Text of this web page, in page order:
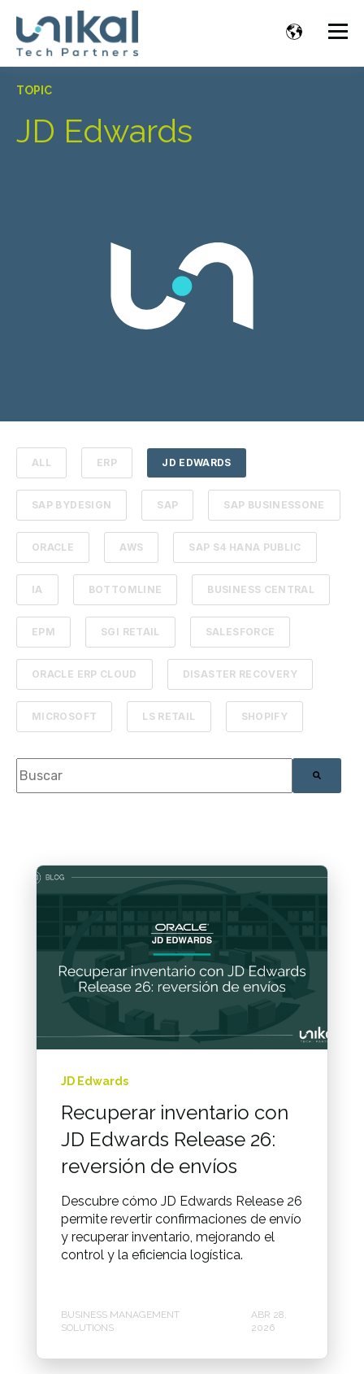
TOPIC
JD Edwards
ALL ERP JD EDWARDS
SAP BYDESIGN SAP SAP BUSINESSONE
ORACLE AWS SAP S4 HANA PUBLIC
IA BOTTOMLINE BUSINESS CENTRAL
EPM SGI RETAIL SALESFORCE
ORACLE ERP CLOUD DISASTER RECOVERY
MICROSOFT LS RETAIL SHOPIFY
JD Edwards
Recuperar inventario con
JD Edwards Release 26:
reversión de envíos
Descubre cómo JD Edwards Release 26
permite revertir confirmaciones de envío
y recuperar inventario, mejorando el
control y la eficiencia logística.
BUSINESS MANAGEMENT
SOLUTIONS
ABR 28,
2026